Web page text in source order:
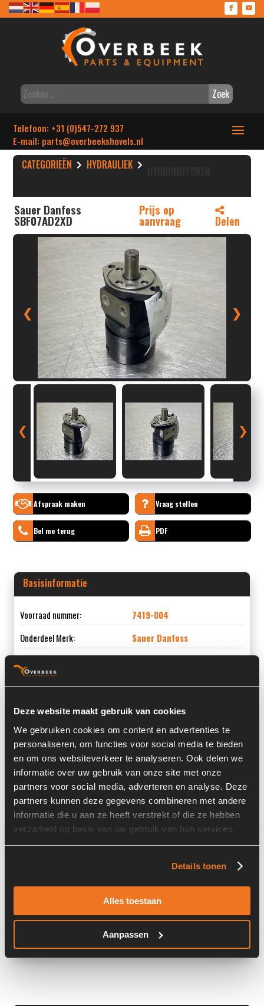
Deze website maakt gebruik van cookies
We gebruiken cookies om content en advertenties te
personaliseren, om functies voor social media te bieden
en om ons websiteverkeer te analyseren. Ook delen we
informatie over uw gebruik van onze site met onze
partners voor social media, adverteren en analyse. Deze
partners kunnen deze gegevens combineren met andere
informatie die u aan ze heeft verstrekt of die ze hebben
verzameld op basis van uw gebruik van hun services.
Details tonen
Alles toestaan
Aanpassen
Zoek
Telefoon: +31 (0)547-272 937
E-mail: parts@overbeekshovels.nl
CATEGORIEËN HYDRAULIEK
Sauer Danfoss
SBF07AD2XD
Prijs op
aanvraag Delen
❮ ❯
❮ ❯
Afspraak maken Vraag stellen
Bel me terug PDF
Basisinformatie
Voorraad nummer:
7419-004
Onderdeel Merk:
Sauer Danfoss
Informatie
Serienummer:
2532-
Land:
Nederland
Overige informatie
+ Volledige overige informatie openen